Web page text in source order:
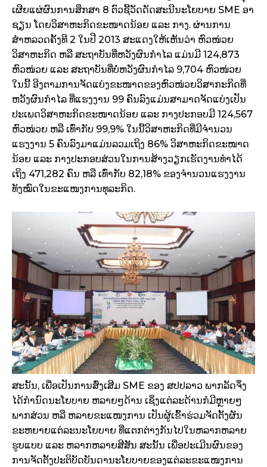
ເຜີຍແຜ່ຜົນການສຶກສາ 8 ຕົວຊີ້ວັດດັດສະນີນະໂຍບາຍ SME ອາ
ຊຽນ ໂດຍວິສາຫະກິດຂະໜາດນ້ອຍ ແລະ ກາງ. ຜ່ານການ
ສຳຫລວດຄັ້ງທີ 2 ໃນປີ 2013 ສະແດງໃຫ້ເຫັນວ່າ ຫົວໜ່ວຍ
ວິສາຫະກິດ ຫລື ສະຖາບັນທີ່ຫວັງຜົນກຳໄລ ແມ່ນມີ 124,873
ຫົວໜ່ວຍ ແລະ ສະຖາບັນທີ່ບໍ່ຫວັງຜົນກຳໄລ 9,704 ຫົວໜ່ວຍ
ໃນນີ້ ອີງຕາມການຈັດແບ່ງຂະໜາດຂອງຫົວໜ່ວຍວິສາກະກິດທີ່
ຫວັງຜົນກຳໄລ ທີ່ແຮງງານ 99 ຄົນລົງແມ່ນສາມາດຈັດແບ່ງເປັນ
ປະເພດວິສາຫະກິດຂະໜາດນ້ອຍ ແລະ ກາງປະກອບມີ 124,567
ຫົວໜ່ວຍ ຫລື ເທົ່າກັບ 99,9% ໃນນີ້ວິສາຫະກິດທີ່ມີຈຳນວນ
ແຮງງານ 5 ຄົນລົງມາແມ່ນລວມເຖິງ 86% ວິສາຫະກິດຂະໜາດ
ນ້ອຍ ແລະ ກາງປະກອບສ່ວນໃນການສ້າງວຽກເຮັດງານທຳໄດ້
ເຖິງ 471,282 ຄົນ ຫລື ເທົ່າກັບ 82,18% ຂອງຈຳນວນແຮງງານ
ທັງໝົດໃນຂະແໜງການທຸລະກິດ.
ສະນັ້ນ, ເພື່ອເປັນການສົ່ງເສີມ SME ຂອງ ສປປລາວ ພາກລັດຈຶ່ງ
ໄດ້ກຳນົດນະໂຍບາຍ ຫລາຍໆດ້ານ ເຊິ່ງແຕ່ລະດ້ານກໍມີຫຼາຍໆ
ພາກສ່ວນ ຫລື ຫລາຍຂະແໜງການ ເປັນຜູ້ເຂົ້າຮ່ວມຈັດຕັ້ງຜັນ
ຂະຫຍາຍແຕ່ລະນະໂຍບາຍ ທີ່ແຕກຕ່າງກັນໄປໃນຫລາກຫລາຍ
ຮູບແບບ ແລະ ຫລາກຫລາຍສີສັນ ສະນັ້ນ ເພື່ອປະເມີນຜົນຂອງ
ການຈັດຕັ້ງປະຕິບັດບັນດານະໂຍບາຍຂອງແຕ່ລະຂະແໜງການ